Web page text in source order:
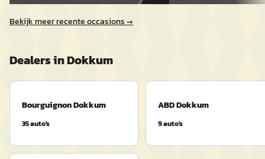
Bekijk meer recente occasions →
Dealers inDokkum
Bourguignon Dokkum
35auto's
ABD Dokkum
9auto's